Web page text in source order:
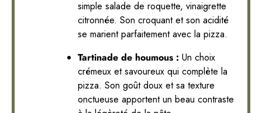
simple salade de roquette, vinaigrette
citronnée. Son croquant et son acidité
se marient parfaitement avec la pizza.
Tartinade de houmous : Un choix
crémeux et savoureux qui complète la
pizza. Son goût doux et sa texture
onctueuse apportent un beau contraste